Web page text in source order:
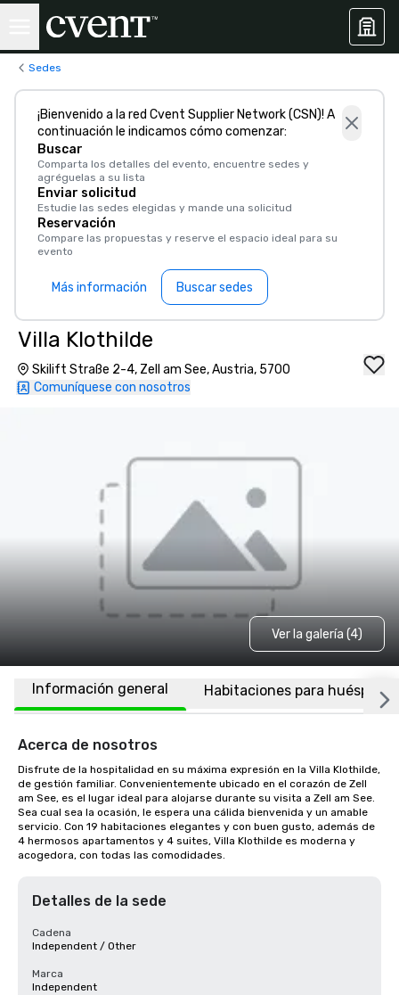
Sedes
¡Bienvenido a la red Cvent Supplier Network (CSN)! A
continuación le indicamos cómo comenzar:
Buscar
Comparta los detalles del evento, encuentre sedes y
agréguelas a su lista
Enviar solicitud
Estudie las sedes elegidas y mande una solicitud
Reservación
Compare las propuestas y reserve el espacio ideal para su
evento
Más información Buscar sedes
Villa Klothilde
Skilift Straße 2-4, Zell am See, Austria, 5700
Comuníquese con nosotros
Ver la galería (4)
Información general Habitaciones para
Acerca de nosotros
Disfrute de la hospitalidad en su máxima expresión en la Villa Klothilde,
de gestión familiar. Convenientemente ubicado en el corazón de Zell
am See, es el lugar ideal para alojarse durante su visita a Zell am See.
Sea cual sea la ocasión, le espera una cálida bienvenida y un amable
servicio. Con 19 habitaciones elegantes y con buen gusto, además de
4 hermosos apartamentos y 4 suites, Villa Klothilde es moderna y
acogedora, con todas las comodidades.
Detalles de la sede
Cadena
Independent / Other
Marca
Independent